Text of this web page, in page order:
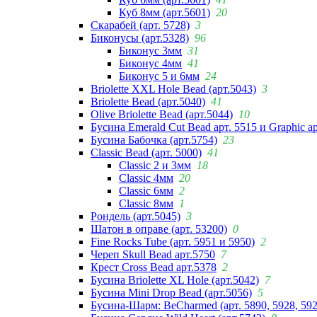
Куб 8мм (арт.5601) 20
Скарабей (арт. 5728) 3
Биконусы (арт.5328) 96
Биконус 3мм 31
Биконус 4мм 41
Биконус 5 и 6мм 24
Briolette XXL Hole Bead (арт.5043) 3
Briolette Bead (арт.5040) 41
Olive Briolette Bead (арт.5044) 10
Бусина Emerald Cut Bead арт. 5515 и Graphic
Бусина Бабочка (арт.5754) 23
Classic Bead (арт. 5000) 41
Classic 2 и 3мм 18
Classic 4мм 20
Classic 6мм 2
Classic 8мм 1
Рондель (арт.5045) 3
Шатон в оправе (арт. 53200) 0
Fine Rocks Tube (арт. 5951 и 5950) 2
Череп Skull Bead арт.5750 7
Крест Cross Bead арт.5378 2
Бусина Briolette XL Hole (арт.5042) 7
Бусина Mini Drop Bead (арт.5056) 5
Бусина-Шарм: BeCharmed (арт. 5890, 5928,